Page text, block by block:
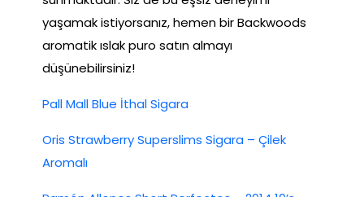
yaşamak istiyorsanız, hemen bir Backwoods
aromatik ıslak puro satın almayı
düşünebilirsiniz!
Pall Mall Blue İthal Sigara
Oris Strawberry Superslims Sigara – Çilek
Aromalı